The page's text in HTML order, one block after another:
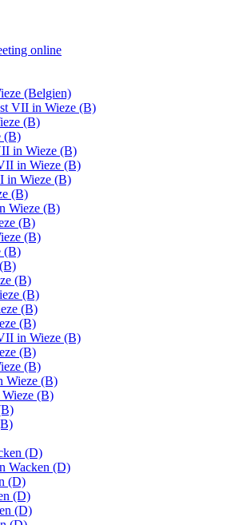
online
(Belgien)
VII in Wieze (B)
(B)
(B)
in Wieze (B)
in Wieze (B)
in Wieze (B)
(B)
Wieze (B)
(B)
(B)
(B)
(B)
(B)
(B)
(B)
in Wieze (B)
(B)
(B)
Wieze (B)
Wieze (B)
(D)
Wacken (D)
(D)
(D)
(D)